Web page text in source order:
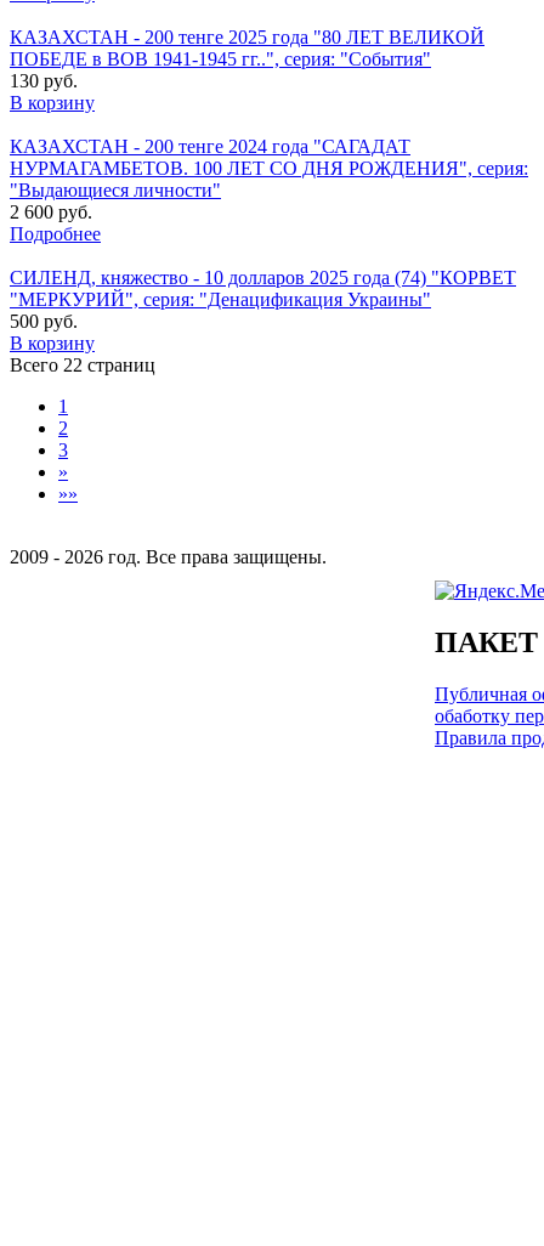
КАЗАХСТАН - 200 тенге 2025 года "80 ЛЕТ ВЕЛИКОЙ
ПОБЕДЕ в ВОВ 1941-1945 гг..", серия: "События"
130 руб.
В корзину
КАЗАХСТАН - 200 тенге 2024 года "САГАДАТ
НУРМАГАМБЕТОВ. 100 ЛЕТ СО ДНЯ РОЖДЕНИЯ", серия:
"Выдающиеся личности"
2 600 руб.
Подробнее
СИЛЕНД, княжество - 10 долларов 2025 года (74) "КОРВЕТ
"МЕРКУРИЙ", серия: "Денацификация Украины"
500 руб.
В корзину
Всего 22 страниц
1
2
3
»
»»
2009 - 2026 год. Все права защищены.
Публичная
обаботку
Правила